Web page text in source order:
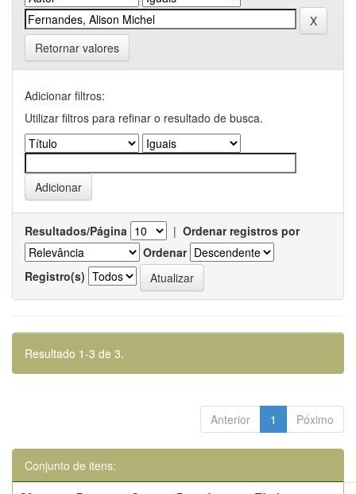
Retornar valores
Adicionar filtros:
Utilizar filtros para refinar o resultado de busca.
Resultados/Página | Ordenar registros por
Ordenar
Registro(s)
Resultado 1-3 de 3.
Anterior 1 Póximo
Conjunto de itens: